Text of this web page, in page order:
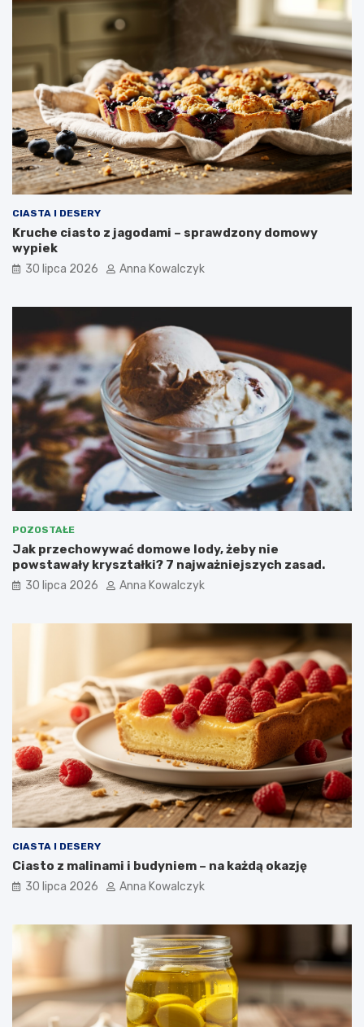
CIASTA I DESERY
Kruche ciasto z jagodami – sprawdzony domowy
wypiek
30 lipca 2026 Anna Kowalczyk
POZOSTAŁE
Jak przechowywać domowe lody, żeby nie
powstawały kryształki? 7 najważniejszych zasad.
30 lipca 2026 Anna Kowalczyk
CIASTA I DESERY
Ciasto z malinami i budyniem – na każdą okazję
30 lipca 2026 Anna Kowalczyk